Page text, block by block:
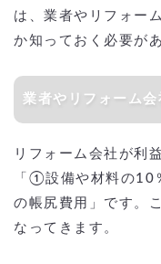
は、業者やリフォー
か知っておく必要が
業者やリフォーム
リフォーム会社が利
「①設備や材料の10
の帳尻費用」です。
なってきます。